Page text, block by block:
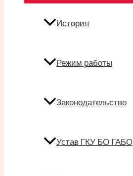
История
Режим работы
Законодательство
Устав ГКУ БО ГАБО